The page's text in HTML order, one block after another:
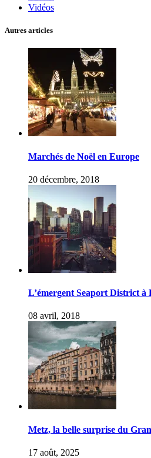
Vidéos
Autres articles
Marchés de Noël en Europe
20 décembre, 2018
L’émergent Seaport District à
08 avril, 2018
Metz, la belle surprise du
17 août, 2025